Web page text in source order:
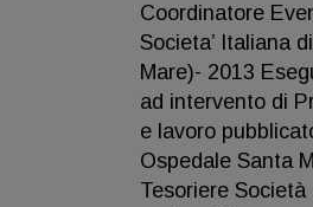
Coordinatore
Societa’ Italiana
Mare)- 2013
ad intervento di
e lavoro
Ospedale Santa
Tesoriere